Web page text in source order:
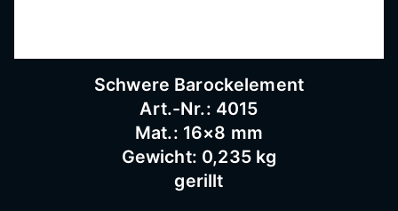
dermü
hle,
Schmi
Schwere Barockelement
Art.-Nr.: 4015
Mat.: 16×8 mm
Gewicht: 0,235 kg
gerillt